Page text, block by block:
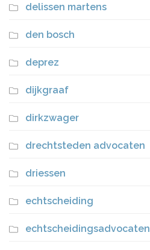
delissen martens
den bosch
deprez
dijkgraaf
dirkzwager
drechtsteden advocaten
driessen
echtscheiding
echtscheidingsadvocaten